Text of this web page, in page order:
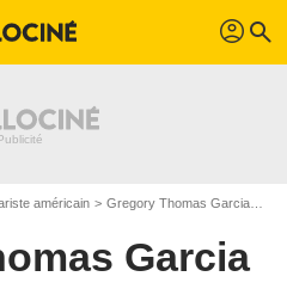
profil search
américain Gregory Thomas Garcia
Garcia